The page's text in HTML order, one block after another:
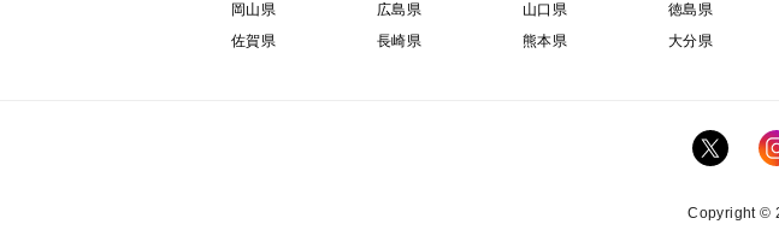
岡山県
広島県 山口県 徳島県
佐賀県
長崎県 熊本県 大分県
Copyright ©